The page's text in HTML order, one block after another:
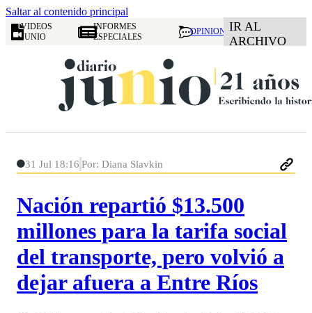
Saltar al contenido principal
VIDEOS
JUNIO
INFORMES
ESPECIALES
OPINION IR AL
ARCHIVO
31 Jul 18:16 Por: Diana Slavkin
Nación repartió $13.500
millones para la tarifa social
del transporte, pero volvió a
dejar afuera a Entre Ríos